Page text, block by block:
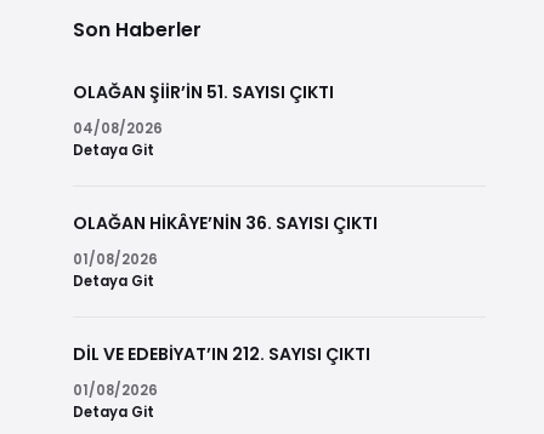
Son Haberler
OLAĞAN ŞİİR’İN 51. SAYISI ÇIKTI
04/08/2026
Detaya Git
OLAĞAN HİKÂYE’NİN 36. SAYISI ÇIKTI
01/08/2026
Detaya Git
DİL VE EDEBİYAT’IN 212. SAYISI ÇIKTI
01/08/2026
Detaya Git